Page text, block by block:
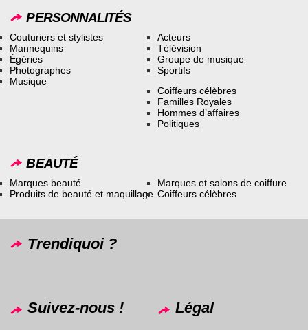
PERSONNALITÉS
Couturiers et stylistes
Mannequins
Égéries
Photographes
Musique
Acteurs
Télévision
Groupe de musique
Sportifs
Coiffeurs célèbres
Familles Royales
Hommes d’affaires
Politiques
BEAUTÉ
Marques beauté
Produits de beauté et maquillage
Marques et salons de coiffure
Coiffeurs célèbres
Trendiquoi ?
Suivez-nous ! Légal